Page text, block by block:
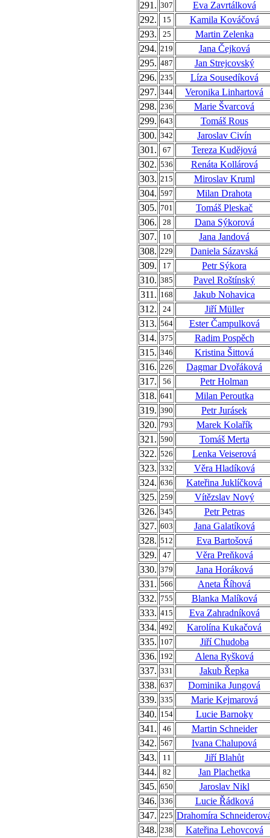
291. 307
Eva Zavrtálková
292.
15
Kamila Kováčová
293.
25
Martin Zelenka
294. 219
Jana Čejková
295. 487
Jan Strejcovský
296. 235
Líza Sousedíková
297. 344
Veronika Linhartová
298. 236
Marie Švarcová
299. 643
Tomáš Rous
300. 342
Jaroslav Civín
301.
67
Tereza Kudějová
302. 536
Renáta Kollárová
303. 215
Miroslav Kruml
304. 597
Milan Drahota
305. 701
Tomáš Pleskač
306.
28
Dana Sýkorová
307.
10
Jana Jandová
308. 229
Daniela Sázavská
309.
17
Petr Sýkora
310. 385
Pavel Roštínský
311. 168
Jakub Nohavica
312.
24
Jiří Müller
313. 564
Ester Čampulková
314. 375
Radim Pospěch
315. 346
Kristina Šittová
316. 226
Dagmar Dvořáková
317.
56
Petr Holman
318. 641
Milan Peroutka
319. 390
Petr Jurásek
320. 793
Marek Kolařík
321. 590
Tomáš Merta
322. 526
Lenka Veiserová
323. 332
Věra Hladíková
324. 636
Kateřina Juklíčková
325. 259
Vítězslav Nový
326. 345
Petr Petras
327. 603
Jana Galatíková
328. 512
Eva Bartošová
329.
47
Věra Preňková
330. 379
Jana Horáková
331. 566
Aneta Říhová
332. 755
Blanka Malíková
333. 415
Eva Zahradníková
334. 492
Karolína Kukačová
335. 107
Jiří Chudoba
336. 192
Alena Ryšková
337. 331
Jakub Řepka
338. 637
Dominika Jungová
339. 335
Marie Kejmarová
340. 154
Lucie Barnoky
341.
46
Martin Schneider
342. 567
Ivana Chalupová
343.
11
Jiří Blahůt
344.
82
Jan Plachetka
345. 650
Jaroslav Nikl
346. 336
Lucie Řádková
347. 225 Drahomíra
348. 238
Kateřina Lehovcová